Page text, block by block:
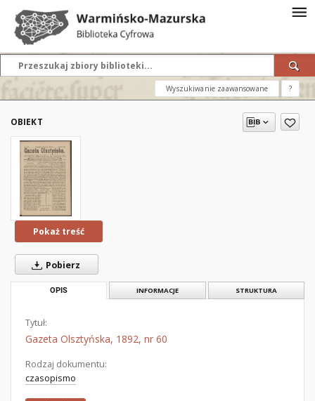
Wyszukiwanie zaawansowane ?
OBIEKT
Pokaż treść
Pobierz
OPIS INFORMACJE STRUKTURA
Tytuł:
Gazeta Olsztyńska, 1892, nr 60
Rodzaj dokumentu:
czasopismo